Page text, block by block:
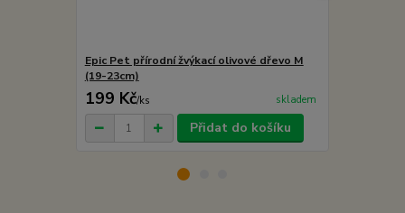
Epic Pet přírodní žvýkací olivové dřevo M
(19-23cm)
199 Kč/ks skladem
Přidat do košíku